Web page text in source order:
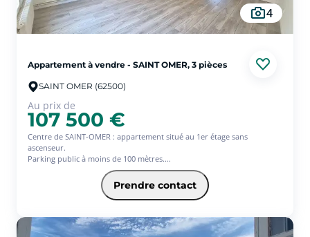
4
Appartement à vendre - SAINT OMER, 3 pièces
SAINT OMER (62500)
Au prix de
107 500 €
Centre de SAINT-OMER : appartement situé au 1er étage sans
ascenseur.
Parking public à moins de 100 mètres.
Le hall d'entrée dessert la pièce de vie, une cuisine équipée, une salle
de bains, une chambre.
(Sol, électricité, douche : refaits en 2026)
Prendre contact